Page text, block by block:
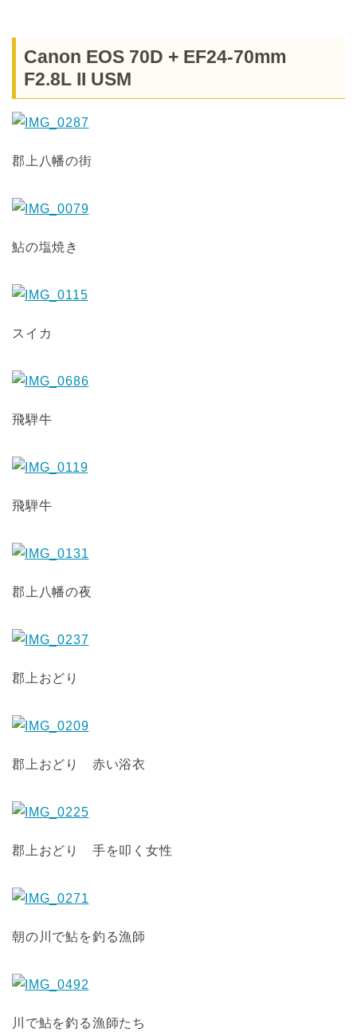
Canon EOS 70D + EF24-70mm
F2.8L II USM
郡上八幡の街
鮎の塩焼き
スイカ
飛騨牛
飛騨牛
郡上八幡の夜
郡上おどり
郡上おどり 赤い浴衣
郡上おどり 手を叩く女性
朝の川で鮎を釣る漁師
川で鮎を釣る漁師たち